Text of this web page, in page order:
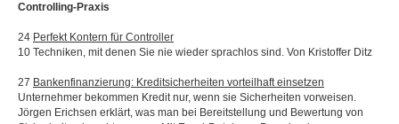
Controlling-Praxis
24 Perfekt Kontern für Controller
10 Techniken, mit denen Sie nie wieder sprachlos sind. Von Kristoffer Ditz
27 Bankenfinanzierung: Kreditsicherheiten vorteilhaft einsetzen
Unternehmer bekommen Kredit nur, wenn sie Sicherheiten vorweisen.
Jörgen Erichsen erklärt, was man bei Bereitstellung und Bewertung von